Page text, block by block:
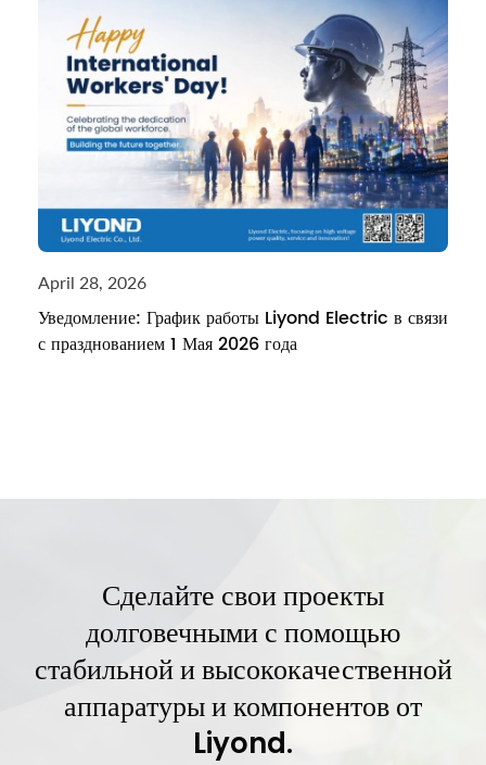
April 28, 2026
Уведомление: График работы Liyond Electric в связи
с празднованием 1 Мая 2026 года
Сделайте свои проекты
долговечными с помощью
стабильной и высококачественной
аппаратуры и компонентов от
Liyond.